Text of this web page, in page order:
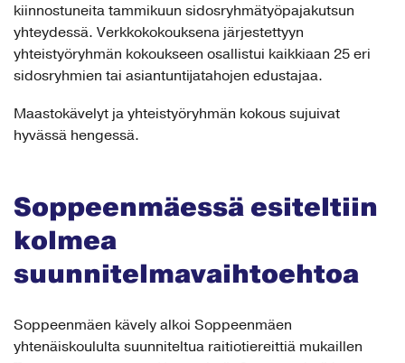
kiinnostuneita tammikuun sidosryhmätyöpajakutsun
yhteydessä. Verkkokokouksena järjestettyyn
yhteistyöryhmän kokoukseen osallistui kaikkiaan 25 eri
sidosryhmien tai asiantuntijatahojen edustajaa.
Maastokävelyt ja yhteistyöryhmän kokous sujuivat
hyvässä hengessä.
Soppeenmäessä esiteltiin
kolmea
suunnitelmavaihtoehtoa
Soppeenmäen kävely alkoi Soppeenmäen
yhtenäiskoululta suunniteltua raitiotiereittiä mukaillen